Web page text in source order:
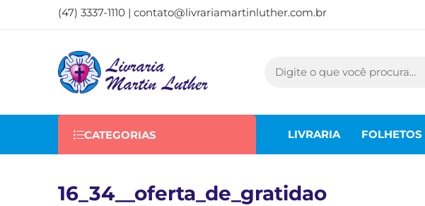
(47) 3337-1110 | contato@livrariamartinluther.com.br
CATEGORIAS LIVRARIA
16_34__oferta_de_gratidao